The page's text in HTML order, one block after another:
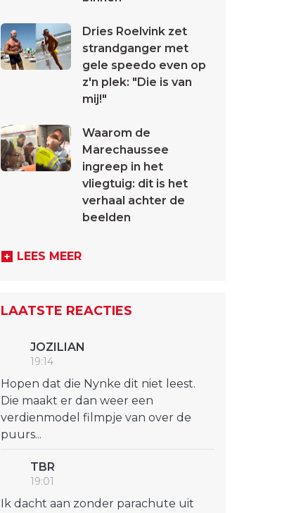
Dries Roelvink zet
strandganger met
gele speedo even op
z'n plek: "Die is van
mij!"
Waarom de
Marechaussee
ingreep in het
vliegtuig: dit is het
verhaal achter de
beelden
LEES MEER
LAATSTE REACTIES
JOZILIAN
19:14
Hopen dat die Nynke dit niet leest.
Die maakt er dan weer een
verdienmodel filmpje van over de
puurs...
TBR
19:01
Ik dacht aan zonder parachute uit